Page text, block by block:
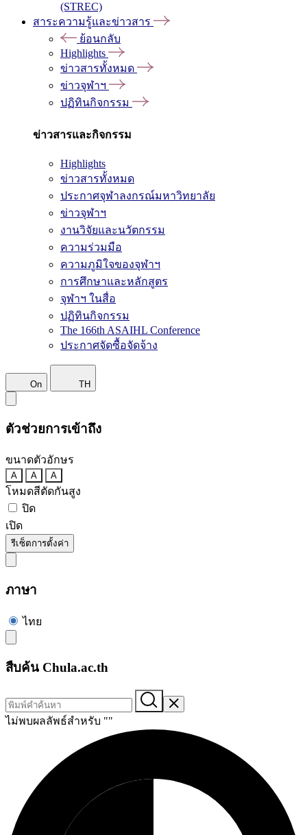
(STREC)
สาระความรู้และข่าวสาร
ย้อนกลับ
Highlights
ข่าวสารทั้งหมด
ข่าวจุฬาฯ
ปฏิทินกิจกรรม
ข่าวสารและกิจกรรม
Highlights
ข่าวสารทั้งหมด
ประกาศจุฬาลงกรณ์มหาวิทยาลัย
ข่าวจุฬาฯ
งานวิจัยและนวัตกรรม
ความร่วมมือ
ความภูมิใจของจุฬาฯ
การศึกษาและหลักสูตร
จุฬาฯ ในสื่อ
ปฏิทินกิจกรรม
The 166th ASAIHL Conference
ประกาศจัดซื้อจัดจ้าง
On TH
ตัวช่วยการเข้าถึง
ขนาดตัวอักษร
A A A
โหมดสีตัดกันสูง
ปิด
เปิด
รีเซ็ตการตั้งค่า
ภาษา
ไทย
สืบค้น Chula.ac.th
ไม่พบผลลัพธ์สำหรับ ""